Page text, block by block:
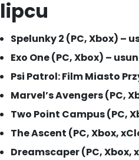
lipcu
Spelunky 2 (PC, Xbox) –
Exo One (PC, Xbox) –
Psi Patrol: Film Miasto
Marvel’s Avengers (PC,
Two Point Campus (PC,
The Ascent (PC, Xbox,
Dreamscaper (PC, Xbox,